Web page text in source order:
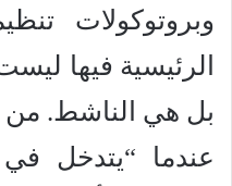
وبروتوكولات
الرئيسية فيها
بل هي الناشط. من
عندما “يتدخل